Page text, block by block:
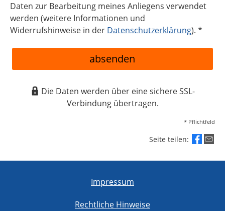
Daten zur Bearbeitung meines Anliegens verwendet
werden (weitere Informationen und
Widerrufshinweise in der Datenschutzerklärung). *
absenden
Die Daten werden über eine sichere SSL-
Verbindung übertragen.
* Pflichtfeld
Seite teilen:
Impressum
Rechtliche Hinweise